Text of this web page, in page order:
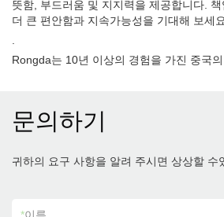
뜻함, 부드러움 및 지지력을 제공합니다.
더 큰 편안함과 지속가능성을 기대해 보세요.
Rongda는 10년 이상의 경험을 가진 중국
문의하기
귀하의 요구 사항을 알려 주시면 상상할 수